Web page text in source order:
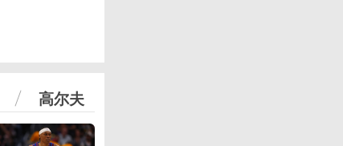
高尔夫